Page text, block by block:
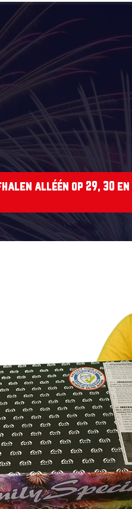
alléén op 29, 30 en